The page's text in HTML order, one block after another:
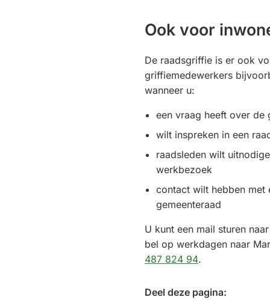
Ook voor
De raadsgriffie is er ook
griffiemedewerkers
wanneer u:
een vraag heeft over de
wilt inspreken in een
raadsleden wilt
werkbezoek
contact wilt hebben met
gemeenteraad
U kunt een mail sturen
bel op werkdagen naar
487 824 94(Verwijst
een
.
Deel deze pagina: